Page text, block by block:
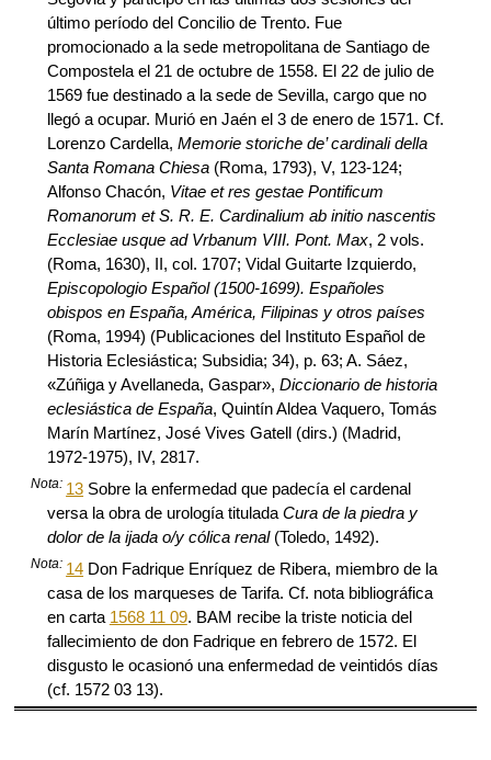
último período del Concilio de Trento. Fue
promocionado a la sede metropolitana de Santiago de
Compostela el 21 de octubre de 1558. El 22 de julio de
1569 fue destinado a la sede de Sevilla, cargo que no
llegó a ocupar. Murió en Jaén el 3 de enero de 1571. Cf.
Lorenzo Cardella, Memorie storiche de’ cardinali della
Santa Romana Chiesa(Roma, 1793), V, 123-124;
Alfonso Chacón, Vitae et res gestae Pontificum
Romanorum et S. R. E. Cardinalium ab initio nascentis
Ecclesiae usque ad Vrbanum VIII. Pont. Max, 2 vols.
(Roma, 1630), II, col. 1707; Vidal Guitarte Izquierdo,
Episcopologio Español (1500-1699). Españoles
obispos en España, América, Filipinas y otros países
(Roma, 1994) (Publicaciones del Instituto Español de
Historia Eclesiástica; Subsidia; 34), p. 63; A. Sáez,
«Zúñiga y Avellaneda, Gaspar», Diccionario de historia
eclesiástica de España, Quintín Aldea Vaquero, Tomás
Marín Martínez, José Vives Gatell (dirs.) (Madrid,
1972-1975), IV, 2817.
Nota: 13 Sobre la enfermedad que padecía el cardenal
versa la obra de urología titulada Cura de la piedra y
dolor de la ijada o/y cólica renal(Toledo, 1492).
Nota: 14 Don Fadrique Enríquez de Ribera, miembro de la
casa de los marqueses de Tarifa. Cf. nota bibliográfica
en carta 1568 11 09. BAM recibe la triste noticia del
fallecimiento de don Fadrique en febrero de 1572. El
disgusto le ocasionó una enfermedad de veintidós días
(cf. 1572 03 13).